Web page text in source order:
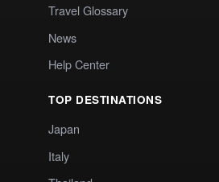
Travel Glossary
News
Help Center
TOP DESTINATIONS
Japan
Italy